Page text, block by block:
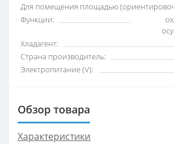
Для помещения площадью
Функции:
Хладагент:
Страна производитель:
Электропитание (V):
Обзор товара
Характеристики